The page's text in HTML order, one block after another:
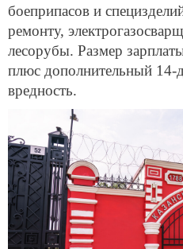
боеприпасов и
ремонту,
лесорубы. Размер
плюс дополнительный 14-
вредность.